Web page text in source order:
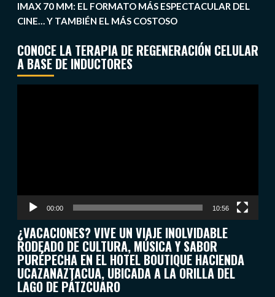
IMAX 70 MM: EL FORMATO MÁS ESPECTACULAR DEL
CINE… Y TAMBIÉN EL MÁS COSTOSO
CONOCE LA TERAPIA DE REGENERACIÓN CELULAR
A BASE DE INDUCTORES
00:00 10:56
¿VACACIONES? VIVE UN VIAJE INOLVIDABLE
RODEADO DE CULTURA, MÚSICA Y SABOR
PURÉPECHA EN EL HOTEL BOUTIQUE HACIENDA
UCAZANAZTACUA, UBICADA A LA ORILLA DEL
LAGO DE PÁTZCUARO